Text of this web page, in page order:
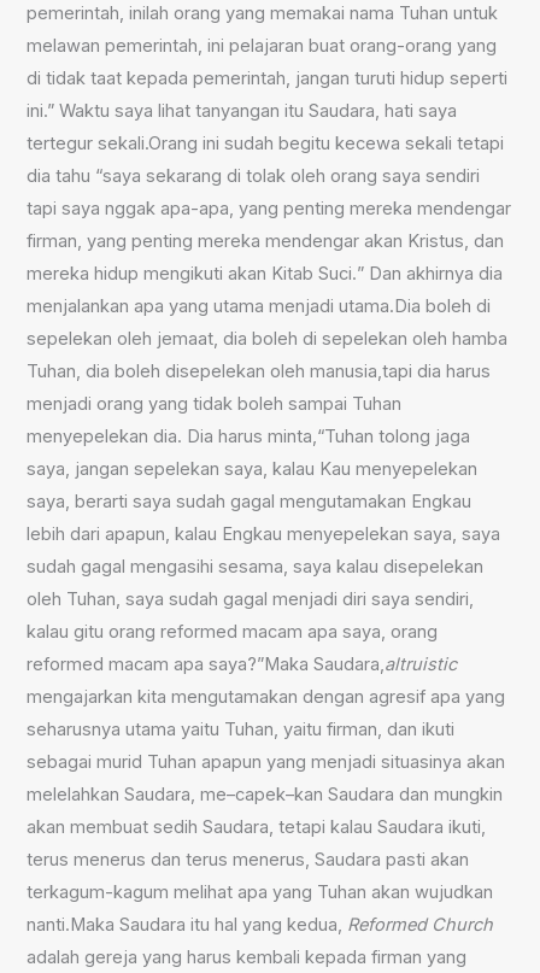
pemerintah, inilah orang yang memakai nama Tuhan untuk
melawan pemerintah, ini pelajaran buat orang-orang yang
di tidak taat kepada pemerintah, jangan turuti hidup seperti
ini.” Waktu saya lihat tanyangan ituSaudara, hati saya
tertegur sekali.Orang ini sudah begitu kecewa sekali tetapi
dia tahu “saya sekarang di tolak oleh orang saya sendiri
tapi sayanggak apa-apa, yang penting mereka mendengar
firman, yang penting mereka mendengar akan Kristus, dan
mereka hidup mengikuti akan KitabSuci.” Dan akhirnya dia
menjalankan apa yang utama menjadi utama.Dia boleh di
sepelekan oleh jemaat, dia boleh di sepelekan oleh hamba
Tuhan, dia boleh disepelekan oleh manusia,tapi dia harus
menjadi orang yang tidak boleh sampai Tuhan
menyepelekan dia. Dia harus minta,“Tuhan tolong jaga
saya, jangan sepelekan saya, kalau Kau menyepelekan
saya, berarti saya sudah gagal mengutamakan Engkau
lebih dari apapun, kalau Engkau menyepelekan saya, saya
sudah gagal mengasihi sesama, saya kalau disepelekan
oleh Tuhan, saya sudah gagal menjadi diri saya sendiri,
kalau gitu orang reformed macam apa saya, orang
reformed macam apa saya?”Maka Saudara,altruistic
mengajarkan kita mengutamakan dengan agresif apa yang
seharusnya utama yaitu Tuhan, yaitu firman, dan ikuti
sebagai murid Tuhan apapunyang menjadisituasinya akan
melelahkan Saudara, me–capek–kan Saudara dan mungkin
akan membuat sedih Saudara, tetapi kalau Saudara ikuti,
terus menerus dan terus menerus, Saudara pasti akan
terkagum-kagum melihat apa yang Tuhan akan wujudkan
nanti.Maka Saudara itu hal yang kedua, Reformed Church
adalah gereja yang harus kembali kepada firman yang